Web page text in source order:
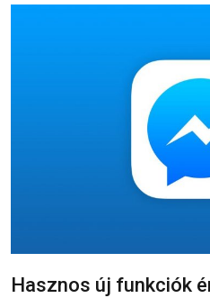
Hasznos új funkciók